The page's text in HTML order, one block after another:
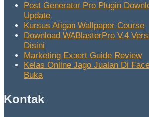
Post Generator Pro Plugin
Update
Kursus Atigan Wallpaper Course
Download WABlasterPro V.4
Disini
Marketing Expert Guide Review
Kelas Online Jago Jualan Di
Buka
Kontak